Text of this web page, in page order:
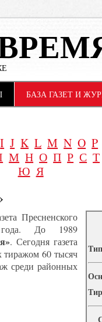
БАЗА ГАЗЕТ И
I J K L M N O P
М Н О П Р С Т
Ю Я
Tип
Пресненского
До 1989
. Сегодня газета
тиражом 60 тысяч
среди районных